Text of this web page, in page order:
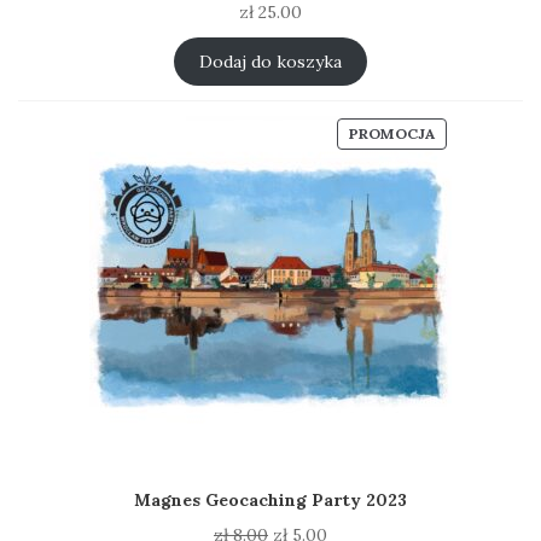
zł25.00
Dodaj do koszyka
PROMOCJAPRODUKT
W
PROMOCJI
Magnes Geocaching Party 2023
zł8.00 Pierwotna
zł5.00